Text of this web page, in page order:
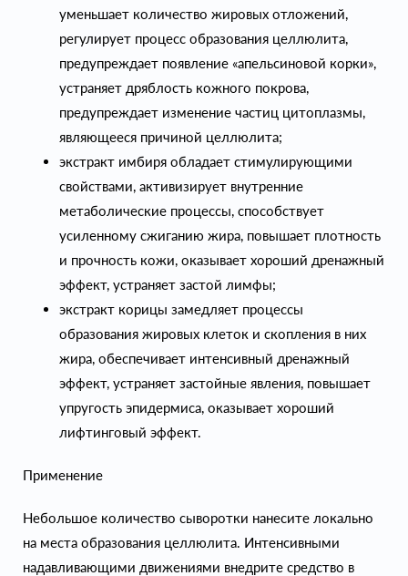
уменьшает количество жировых отложений,
регулирует процесс образования целлюлита,
предупреждает появление «апельсиновой корки»,
устраняет дряблость кожного покрова,
предупреждает изменение частиц цитоплазмы,
являющееся причиной целлюлита;
экстракт имбиря обладает стимулирующими
свойствами, активизирует внутренние
метаболические процессы, способствует
усиленному сжиганию жира, повышает плотность
и прочность кожи, оказывает хороший дренажный
эффект, устраняет застой лимфы;
экстракт корицы замедляет процессы
образования жировых клеток и скопления в них
жира, обеспечивает интенсивный дренажный
эффект, устраняет застойные явления, повышает
упругость эпидермиса, оказывает хороший
лифтинговый эффект.
Применение
Небольшое количество сыворотки нанесите локально
на места образования целлюлита. Интенсивными
надавливающими движениями внедрите средство в